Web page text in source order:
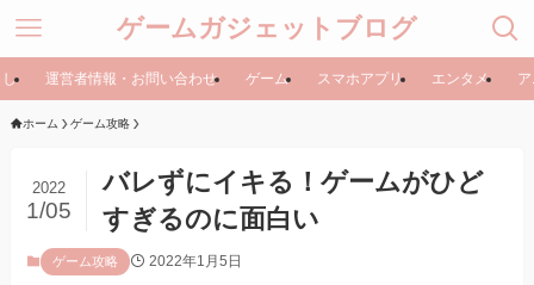
ゲームガジェットブログ
運営者情報・お問い合わせ ゲーム スマホアプリ エンタメ
ホーム ゲーム攻略
バレずにイキる！ゲームがひど
すぎるのに面白い
2022
1/05
ゲーム攻略 2022年1月5日